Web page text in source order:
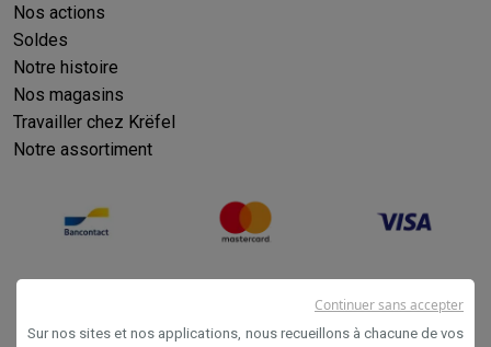
Nos actions
Soldes
Notre histoire
Nos magasins
Travailler chez Krëfel
Notre assortiment
Sur nos sites et nos applications, nous recueillons à chacune de vos
Continuer sans accepter